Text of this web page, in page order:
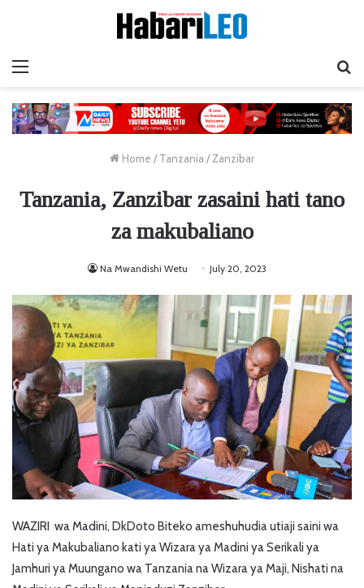
Home / Tanzania/Zanzibar
Tanzania, Zanzibar zasaini hati tano
za makubaliano
Na Mwandishi Wetu July 20, 2023
WAZIRI wa Madini, DkDoto Biteko ameshuhudia utiaji saini wa
Hati ya Makubaliano kati ya Wizara ya Madini ya Serikali ya
Jamhuri ya Muungano wa Tanzania na Wizara ya Maji, Nishati na